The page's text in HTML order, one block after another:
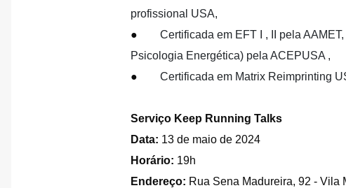
profissional USA,
● Certificada em EFT I , II pela
Psicologia Energética) pela ACEPUSA ,
● Certificada em Matrix Reimprinting
Serviço Keep Running Talks
Data: 13 de maio de 2024
Horário: 19h
Endereço: Rua Sena Madureira, 92 - Vila